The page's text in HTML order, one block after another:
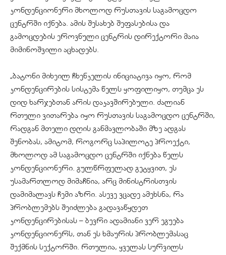
კონდენციონერი მხოლოდ რუსთავის საგამოცდო
ცენტრში იქნება. ამის შესახებ შეფასებისა და
გამოცდების ეროვნული ცენტრის დირექტორი მაია
მიმინოშვილი აცხადებს.
„ბატონი მიხეილ ჩხენკელის ინიციატივა იყო, რომ
კონდენცირების სისტემა წელს ყოფილიყო, თუმცა ეს
დიდ ხარჯებთან არის დაკავშირებული. ძალიან
რთული ვითარება იყო რუსთავის საგამოცდო ცენტრში,
რადგან მთელი დღის განმავლობაში მზე ადგას
შენობას, ამიტომ, როგორც საპილოტე პროექტი,
მხოლოდ ამ საგამოცდო ცენტრში იქნება წელს
კონდენციონერი. გულწრფელად გეტყვით, ეს
უსამართლოდ მიმაჩნია, არც მინისტრისთვის
დამიმალავს ჩემი აზრი. ასევე ვცადე ამეხსნა, რა
პრობლემებს შეიძლება გადავაწყდეთ
კონდენცირებისას – ბევრი ადამიანი ვერ ეგუება
კონდენციონერს, თან ეს ხმაურის პრობლემასაც
შექმნის სექტორში. რთულია, ყველას სურვილს